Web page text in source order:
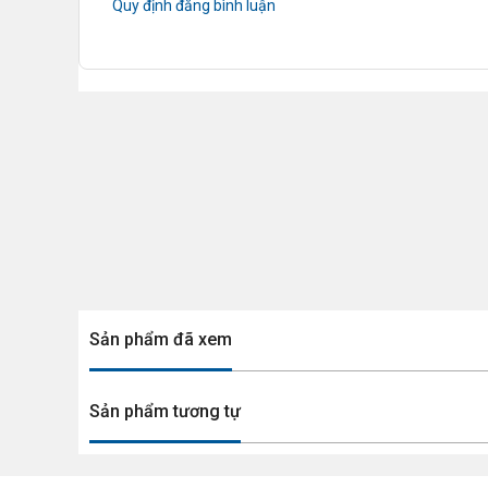
Quy định đăng bình luận
Sản phẩm đã xem
Sản phẩm tương tự